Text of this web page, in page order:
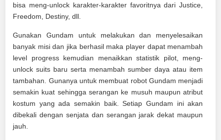
bisa meng-unlock karakter-karakter favoritnya dari Justice,
Freedom, Destiny, dll.
Gunakan Gundam untuk melakukan dan menyelesaikan
banyak misi dan jika berhasil maka player dapat menambah
level progress kemudian menaikkan statistik pilot, meng-
unlock suits baru serta menambah sumber daya atau item
tambahan. Gunanya untuk membuat robot Gundam menjadi
semakin kuat sehingga serangan ke musuh maupun atribut
kostum yang ada semakin baik. Setiap Gundam ini akan
dibekali dengan senjata dan serangan jarak dekat maupun
jauh.